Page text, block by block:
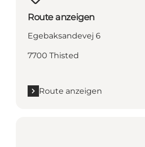
Route anzeigen
Egebaksandevej 6
7700 Thisted
Route anzeigen